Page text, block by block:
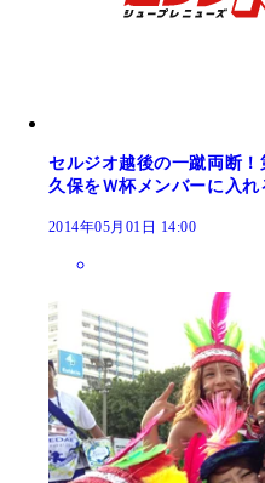
セルジオ越後の一蹴両断
久保をＷ杯メンバーに入れ
2014年05月01日 14:00